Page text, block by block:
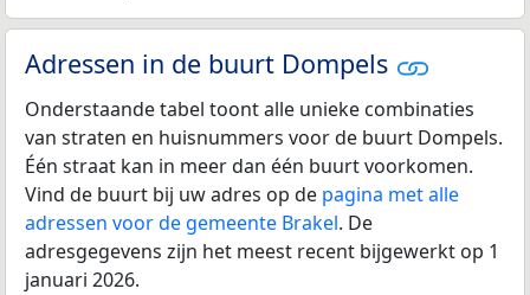
Adressen in de buurt Dompels
Onderstaande tabel toont alle unieke combinaties
van straten en huisnummers voor de buurt Dompels.
Één straat kan in meer dan één buurt voorkomen.
Vind de buurt bij uw adres op de pagina met alle
adressen voor de gemeente Brakel. De
adresgegevens zijn het meest recent bijgewerkt op 1
januari 2026.